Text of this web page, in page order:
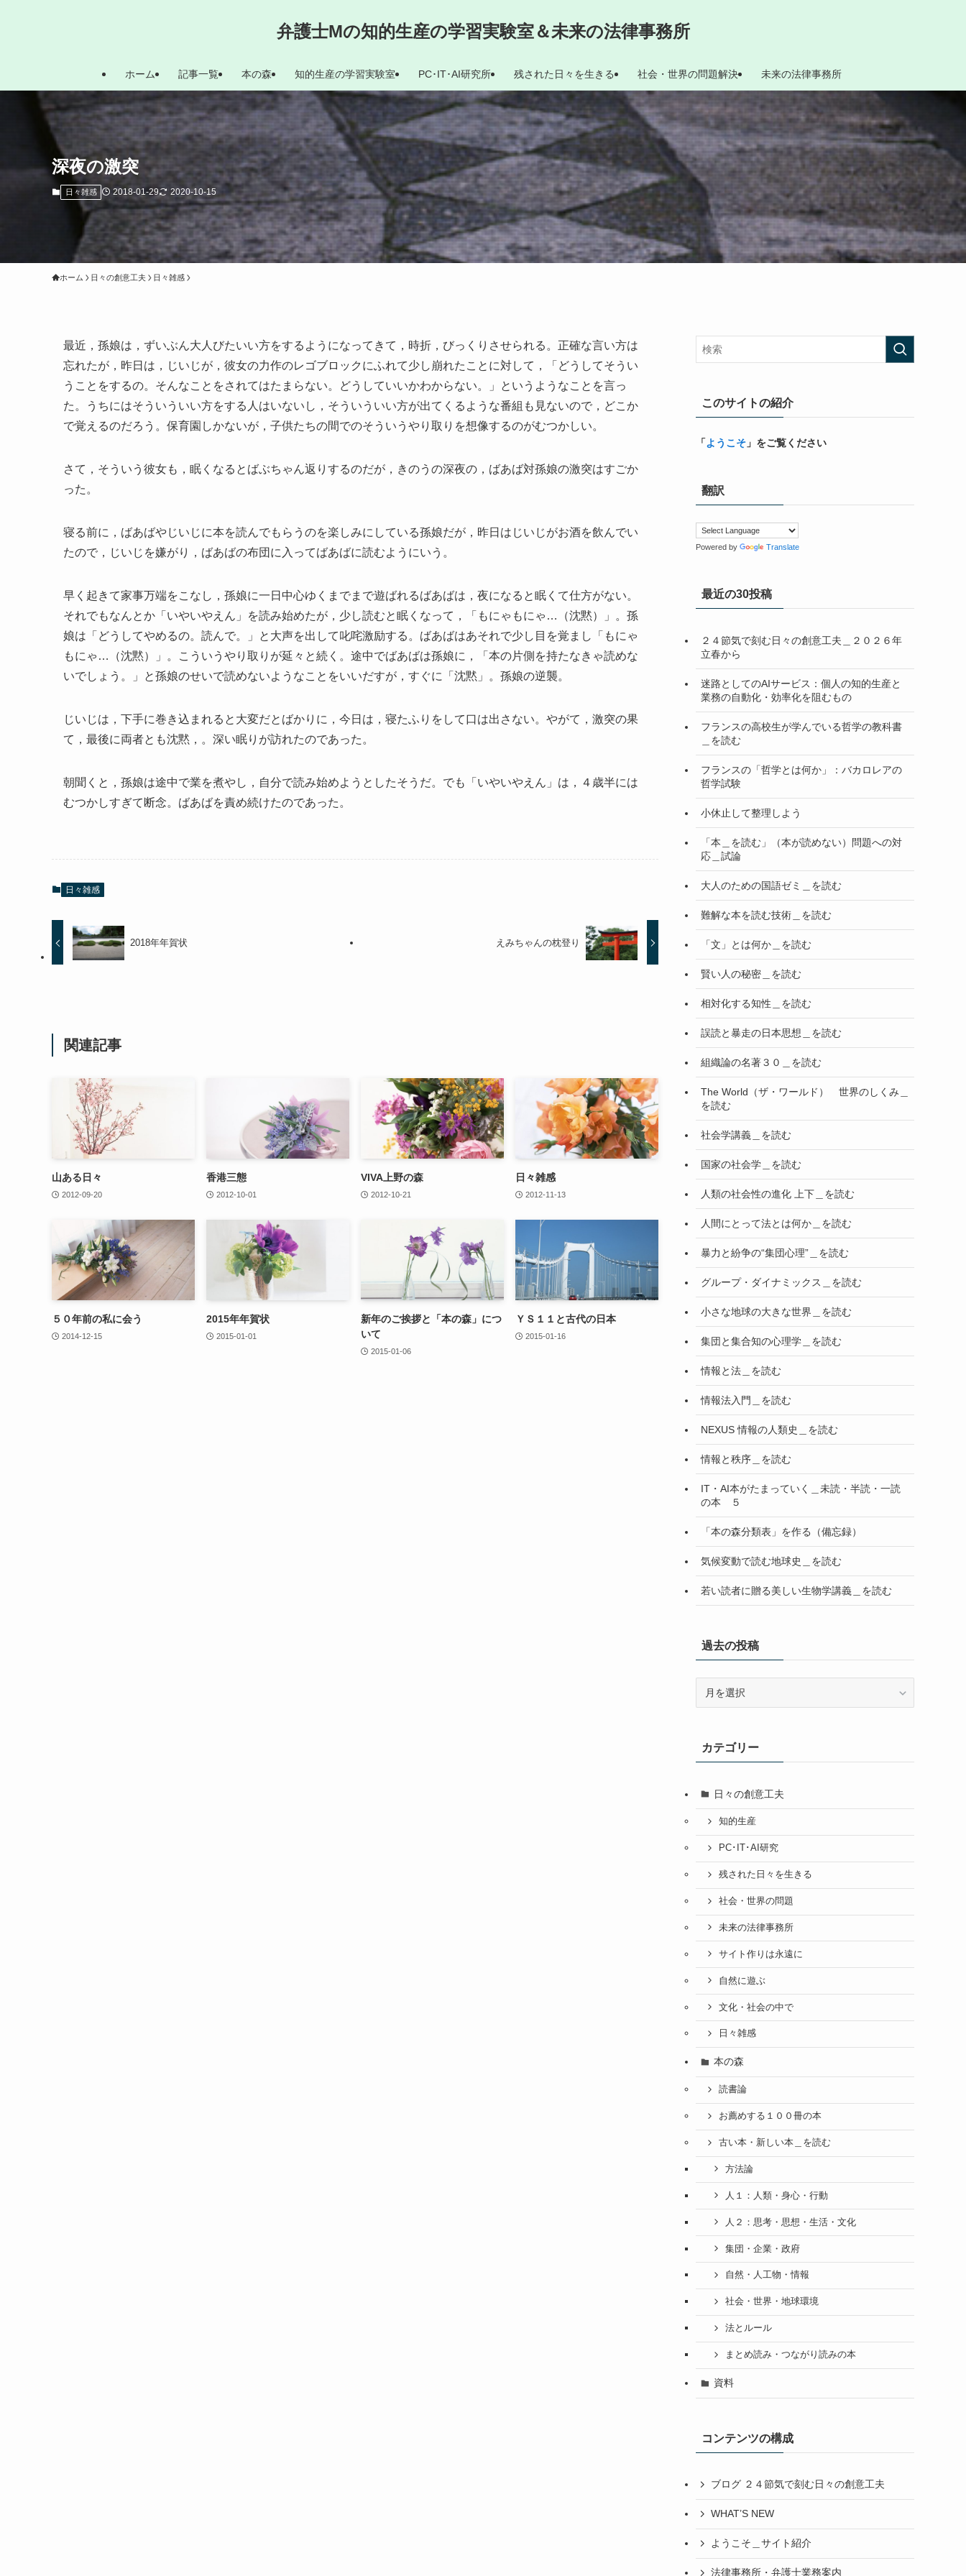
弁護士Mの知的生産の学習実験室＆未来の法律事務所
ホーム 記事一覧 本の森 知的生産の学習実験室 PC･IT･AI研究所 残された日々を生きる 社会・世界の問題解決 未来の法律事務所
深夜の激突
日々雑感 2018-01-29 2020-10-15
ホーム 日々の創意工夫 日々雑感
最近，孫娘は，ずいぶん大人びたいい方をするようになってきて，時折，びっくりさせられる。正確な言い方は
忘れたが，昨日は，じいじが，彼女の力作のレゴブロックにふれて少し崩れたことに対して，「どうしてそうい
うことをするの。そんなことをされてはたまらない。どうしていいかわからない。」というようなことを言っ
た。うちにはそういういい方をする人はいないし，そういういい方が出てくるような番組も見ないので，どこか
で覚えるのだろう。保育園しかないが，子供たちの間でのそういうやり取りを想像するのがむつかしい。
さて，そういう彼女も，眠くなるとばぶちゃん返りするのだが，きのうの深夜の，ばあば対孫娘の激突はすごか
った。
寝る前に，ばあばやじいじに本を読んでもらうのを楽しみにしている孫娘だが，昨日はじいじがお酒を飲んでい
たので，じいじを嫌がり，ばあばの布団に入ってばあばに読むようにいう。
早く起きて家事万端をこなし，孫娘に一日中心ゆくまでまで遊ばれるばあばは，夜になると眠くて仕方がない。
それでもなんとか「いやいやえん」を読み始めたが，少し読むと眠くなって，「もにゃもにゃ…（沈黙）」。孫
娘は「どうしてやめるの。読んで。」と大声を出して叱咤激励する。ばあばはあそれで少し目を覚まし「もにゃ
もにゃ…（沈黙）」。こういうやり取りが延々と続く。途中でばあばは孫娘に，「本の片側を持たなきゃ読めな
いでしょう。」と孫娘のせいで読めないようなことをいいだすが，すぐに「沈黙」。孫娘の逆襲。
じいじは，下手に巻き込まれると大変だとばかりに，今日は，寝たふりをして口は出さない。やがて，激突の果
て，最後に両者とも沈黙，。深い眠りが訪れたのであった。
朝聞くと，孫娘は途中で業を煮やし，自分で読み始めようとしたそうだ。でも「いやいやえん」は，４歳半には
むつかしすぎて断念。ばあばを責め続けたのであった。
日々雑感
2018年年賀状 えみちゃんの枕登り
関連記事
山ある日々
2012-09-20
香港三態
2012-10-01
VIVA上野の森
2012-10-21
日々雑感
2012-11-13
５０年前の私に会う
2014-12-15
2015年年賀状
2015-01-01
新年のご挨拶と「本の森」につ
いて
2015-01-06
ＹＳ１１と古代の日本
2015-01-16
このサイトの紹介
「ようこそ 」をご覧ください
翻訳
Powered by Translate
最近の30投稿
２４節気で刻む日々の創意工夫＿２０２６年
立春から
迷路としてのAIサービス：個人の知的生産と
業務の自動化・効率化を阻むもの
フランスの高校生が学んでいる哲学の教科書
＿を読む
フランスの「哲学とは何か」：バカロレアの
哲学試験
小休止して整理しよう
「本＿を読む」（本が読めない）問題への対
応＿試論
大人のための国語ゼミ＿を読む
難解な本を読む技術＿を読む
「文」とは何か＿を読む
賢い人の秘密＿を読む
相対化する知性＿を読む
誤読と暴走の日本思想＿を読む
組織論の名著３０＿を読む
The World（ザ・ワールド） 世界のしくみ＿
を読む
社会学講義＿を読む
国家の社会学＿を読む
人類の社会性の進化 上下＿を読む
人間にとって法とは何か＿を読む
暴力と紛争の“集団心理”＿を読む
グループ・ダイナミックス＿を読む
小さな地球の大きな世界＿を読む
集団と集合知の心理学＿を読む
情報と法＿を読む
情報法入門＿を読む
NEXUS 情報の人類史＿を読む
情報と秩序＿を読む
IT・AI本がたまっていく＿未読・半読・一読
の本 ５
「本の森分類表」を作る（備忘録）
気候変動で読む地球史＿を読む
若い読者に贈る美しい生物学講義＿を読む
過去の投稿
稿カテゴリー
日々の創意工夫
知的生産
PC･IT･AI研究
残された日々を生きる
社会・世界の問題
未来の法律事務所
サイト作りは永遠に
自然に遊ぶ
文化・社会の中で
日々雑感
本の森
読書論
お薦めする１００冊の本
古い本・新しい本＿を読む
方法論
人１：人類・身心・行動
人２：思考・思想・生活・文化
集団・企業・政府
自然・人工物・情報
社会・世界・地球環境
法とルール
まとめ読み・つながり読みの本
資料
コンテンツの構成
ブログ ２４節気で刻む日々の創意工夫
WHAT’S NEW
ようこそ＿サイト紹介
法律事務所・弁護士業務案内